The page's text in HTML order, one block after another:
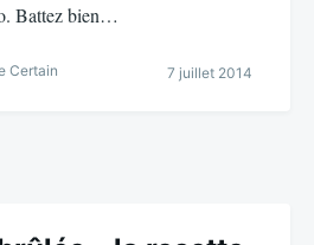
Battez bien…
Certain 7 juillet 2014